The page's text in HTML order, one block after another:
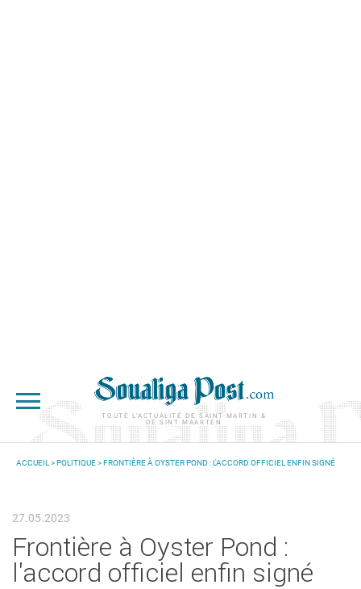
TOUTE L'ACTUALITÉ DE SAINT-MARTIN &
DE SINT MAARTEN
ACCUEIL >POLITIQUE> FRONTIÈRE À OYSTER POND : L'ACCORD OFFICIEL ENFIN SIGNÉ
27.05.2023
Frontière à Oyster Pond :
l'accord officiel enfin signé